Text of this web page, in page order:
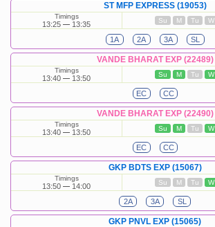
ST MFP EXPRESS (19053)
Timings
13:25 13:35 Su M Tu W
1A 2A 3A SL
VANDE BHARAT EXP (22489)
Timings
13:40 13:50 Su M Tu W
EC CC
VANDE BHARAT EXP (22490)
Timings
13:40 13:50 Su M Tu W
EC CC
GKP BDTS EXP (15067)
Timings
13:50 14:00 Su M Tu W
2A 3A SL
GKP PNVL EXP (15065)